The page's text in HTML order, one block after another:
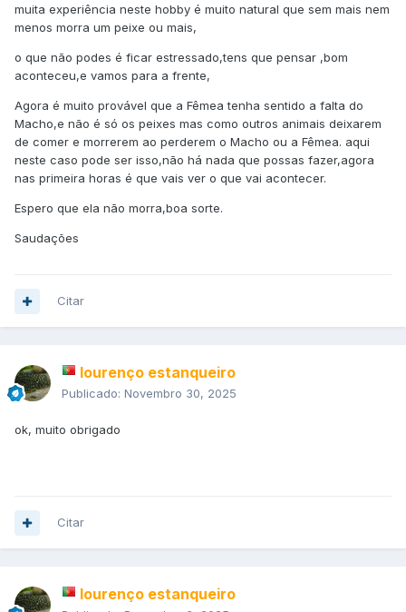
muita experiência neste hobby é muito natural que sem mais nem
menos morra um peixe ou mais,
o que não podes é ficar estressado,tens que pensar ,bom
aconteceu,e vamos para a frente,
Agora é muito provável que a Fêmea tenha sentido a falta do
Macho,e não é só os peixes mas como outros animais deixarem
de comer e morrerem ao perderem o Macho ou a Fêmea. aqui
neste caso pode ser isso,não há nada que possas fazer,agora
nas primeira horas é que vais ver o que vai acontecer.
Espero que ela não morra,boa sorte.
Saudações
Citar
lourenço estanqueiro
Publicado: Novembro 30, 2025
ok, muito obrigado
Citar
lourenço estanqueiro